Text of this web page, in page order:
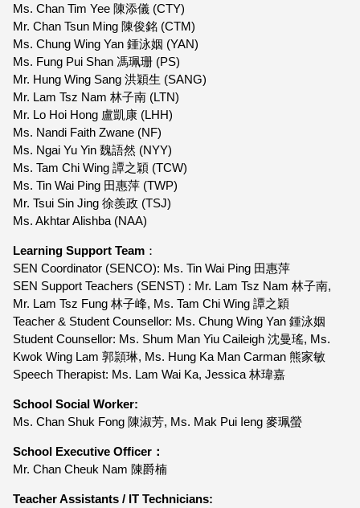
Ms. Chan Tim Yee 陳添儀 (CTY)
Mr. Chan Tsun Ming 陳俊銘 (CTM)
Ms. Chung Wing Yan 鍾泳姻 (YAN)
Ms. Fung Pui Shan 馮珮珊 (PS)
Mr. Hung Wing Sang 洪穎生 (SANG)
Mr. Lam Tsz Nam 林子南 (LTN)
Mr. Lo Hoi Hong 盧凱康 (LHH)
Ms. Nandi Faith Zwane (NF)
Ms. Ngai Yu Yin 魏語然 (NYY)
Ms. Tam Chi Wing 譚之穎 (TCW)
Ms. Tin Wai Ping 田惠萍 (TWP)
Mr. Tsui Sin Jing 徐羨政 (TSJ)
Ms. Akhtar Alishba (NAA)
Learning Support Team ：
SEN Coordinator (SENCO): Ms. Tin Wai Ping 田惠萍
SEN Support Teachers (SENST) : Mr. Lam Tsz Nam 林子南,
Mr. Lam Tsz Fung 林子峰, Ms. Tam Chi Wing 譚之穎
Teacher & Student Counsellor: Ms. Chung Wing Yan 鍾泳姻
Student Counsellor: Ms. Shum Man Yiu Caileigh 沈曼瑤, Ms.
Kwok Wing Lam 郭頴琳, Ms. Hung Ka Man Carman 熊家敏
Speech Therapist: Ms. Lam Wai Ka, Jessica 林瑋嘉
School Social Worker:
Ms. Chan Shuk Fong 陳淑芳, Ms. Mak Pui Ieng 麥珮螢
School Executive Officer：
Mr. Chan Cheuk Nam 陳爵楠
Teacher Assistants / IT Technicians: